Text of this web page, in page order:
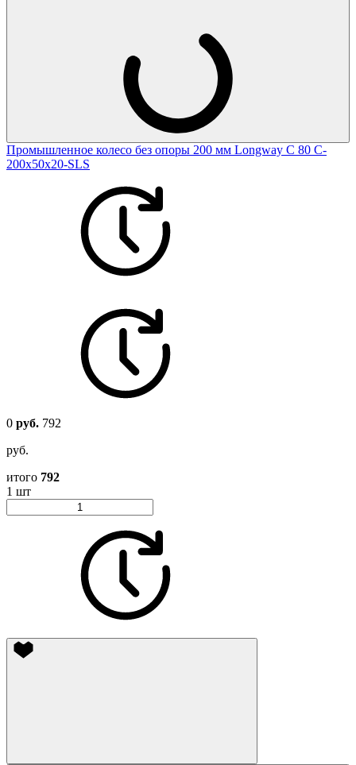
Промышленное колесо без опоры 200 мм Longway С 80 C-
200х50х20-SLS
0 руб. 792
руб.
итого 792
1 шт